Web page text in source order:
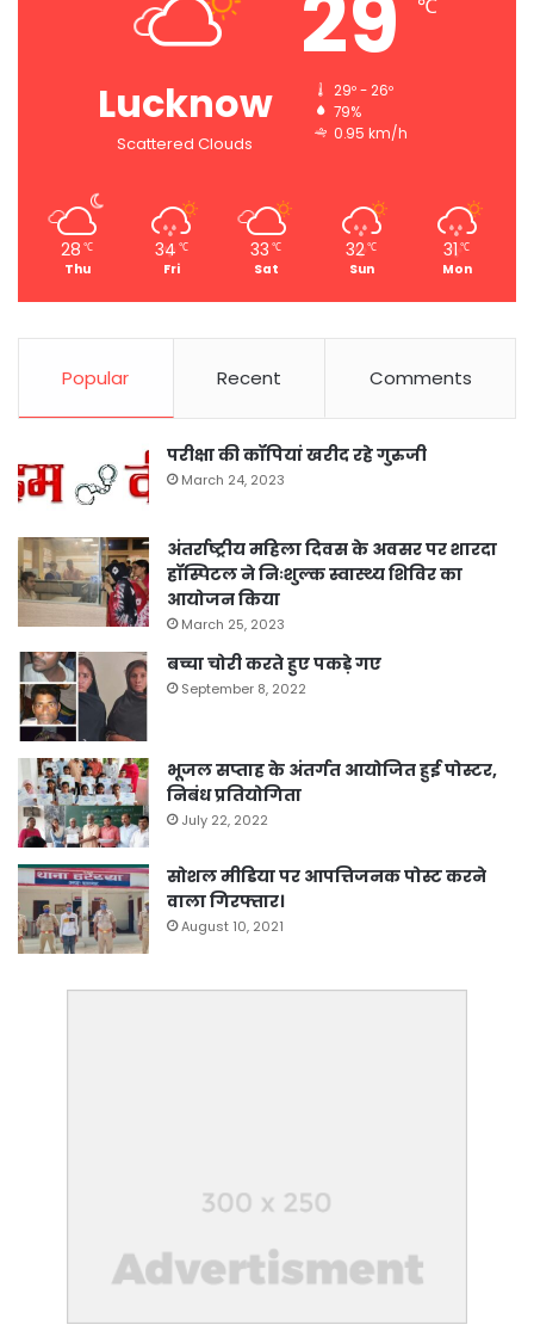
Lucknow
Scattered Clouds
℃
29º - 26º
79%
0.95 km/h
28 ℃
Thu
34 ℃
Fri
33 ℃
Sat
32℃
Sun
31℃
Mon
Popular Recent Comments
परीक्षा की कॉपियां खरीद रहे गुरुजी
March 24, 2023
अंतर्राष्ट्रीय महिला दिवस के अवसर पर शारदा
हॉस्पिटल ने निःशुल्क स्वास्थ्य शिविर का
आयोजन किया
March 25, 2023
बच्चा चोरी करते हुए पकड़े गए
September 8, 2022
भूजल सप्ताह के अंतर्गत आयोजित हुई पोस्टर,
निबंध प्रतियोगिता
July 22, 2022
सोशल मीडिया पर आपत्तिजनक पोस्ट करने
वाला गिरफ्तार।
August 10, 2021